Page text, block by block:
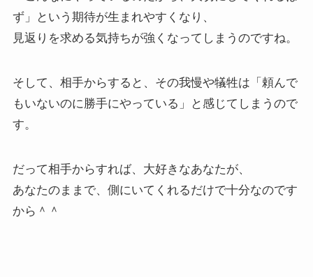
ず」という期待が生まれやすくなり、
見返りを求める気持ちが強くなってしまうのですね。
そして、相手からすると、その我慢や犠牲は「頼んで
もいないのに勝手にやっている」と感じてしまうので
す。
だって相手からすれば、大好きなあなたが、
あなたのままで、側にいてくれるだけで十分なのです
から＾＾